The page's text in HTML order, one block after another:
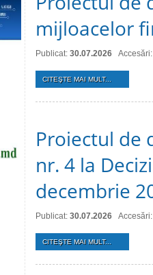
mijloacelor
Publicat: 30.07.2026
CITEŞTE MAI MULT...
Proiectul de
nr. 4 la
decembrie
Publicat: 30.07.2026
CITEŞTE MAI MULT...